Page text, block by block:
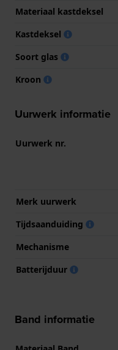
Materiaal kastdeksel
Kastdeksel
Soort glas
Kroon
Uurwerk informatie
Uurwerk nr.
Merk uurwerk
Tijdsaanduiding
Mechanisme
Batterijduur
Band informatie